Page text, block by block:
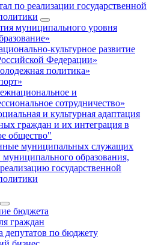
по реализации государственной
муниципального уровня
культурное развитие
Федерации»
политика»
и
сотрудничество»
и культурная адаптация
граждан и их интеграция в
общество"
муниципальных служащих
образования,
государственной
бюджета
граждан
депутатов по бюджету